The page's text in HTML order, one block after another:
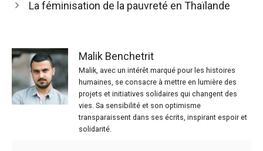
La féminisation de la pauvreté en Thaïlande
Malik Benchetrit
Malik, avec un intérêt marqué pour les histoires
humaines, se consacre à mettre en lumière des
projets et initiatives solidaires qui changent des
vies. Sa sensibilité et son optimisme
transparaissent dans ses écrits, inspirant espoir et
solidarité.